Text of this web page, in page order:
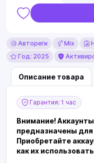
Автореги Mix
Год: 2025
Описание товара
Гарантия: 1 час
Внимание! Аккаунты
предназначены
Приобретайте
как их использовать